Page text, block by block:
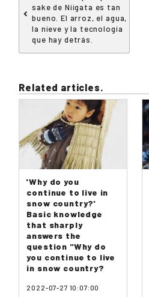
sake de Niigata es tan
bueno. El arroz, el agua,
la nieve y la tecnología
que hay detrás.
Related articles.
'Why do you
continue to live in
snow country?'
Basic knowledge
that sharply
answers the
question "Why do
you continue to live
in snow country?
2022-07-27 10:07:00